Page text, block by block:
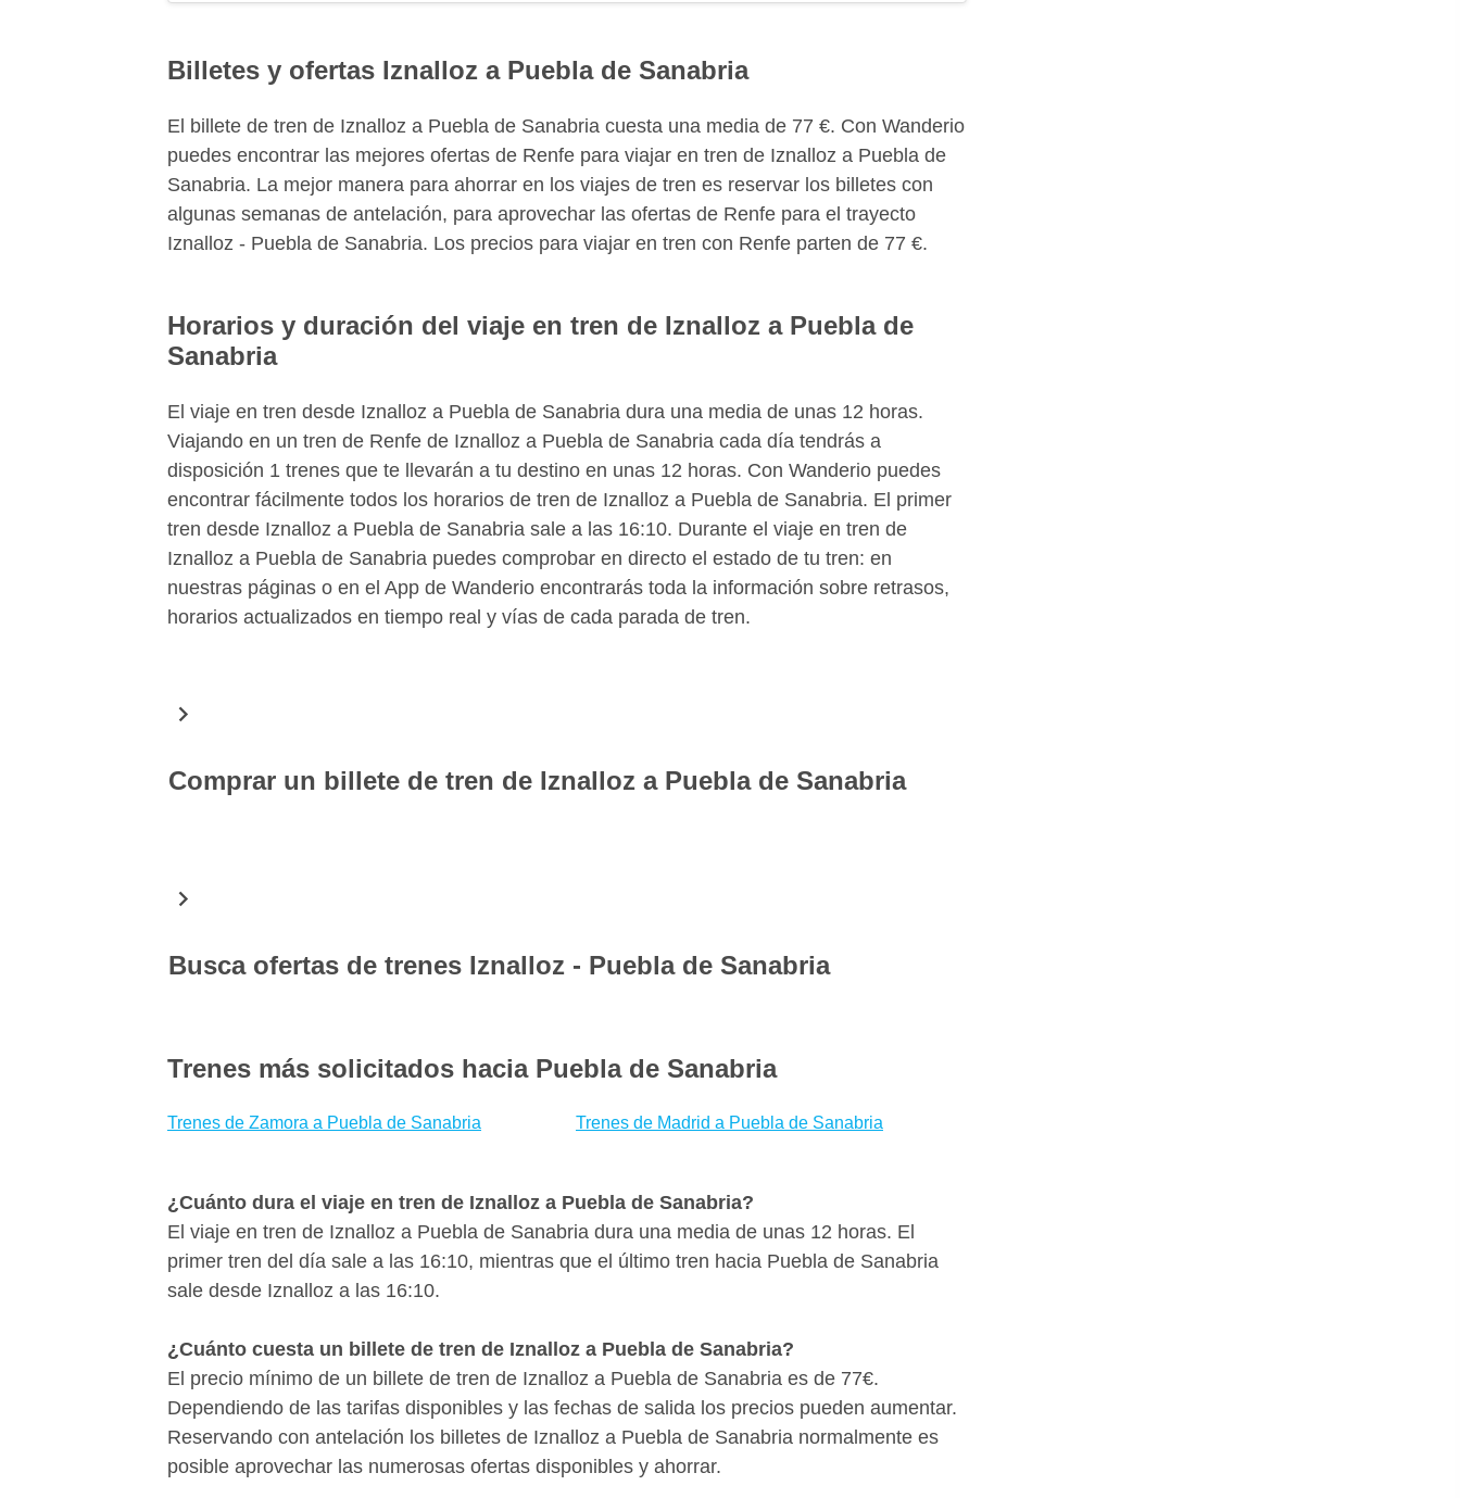
Billetes y ofertas Iznalloz a Puebla de Sanabria
El billete de tren de Iznalloz a Puebla de Sanabria cuesta una media de 77 €. Con Wanderio
puedes encontrar las mejores ofertas de Renfe para viajar en tren de Iznalloz a Puebla de
Sanabria. La mejor manera para ahorrar en los viajes de tren es reservar los billetes con
algunas semanas de antelación, para aprovechar las ofertas de Renfe para el trayecto
Iznalloz - Puebla de Sanabria. Los precios para viajar en tren con Renfe parten de 77 €.
Horarios y duración del viaje en tren de Iznalloz a Puebla de
Sanabria
El viaje en tren desde Iznalloz a Puebla de Sanabria dura una media de unas 12 horas.
Viajando en un tren de Renfe de Iznalloz a Puebla de Sanabria cada día tendrás a
disposición 1 trenes que te llevarán a tu destino en unas 12 horas. Con Wanderio puedes
encontrar fácilmente todos los horarios de tren de Iznalloz a Puebla de Sanabria. El primer
tren desde Iznalloz a Puebla de Sanabria sale a las 16:10. Durante el viaje en tren de
Iznalloz a Puebla de Sanabria puedes comprobar en directo el estado de tu tren: en
nuestras páginas o en el App de Wanderio encontrarás toda la información sobre retrasos,
horarios actualizados en tiempo real y vías de cada parada de tren.
Comprar un billete de tren de Iznalloz a Puebla de Sanabria
la fecha seleccionada y puedes elegir el que mejor se adapte a tus necesidades reservando
Iznalloz-Puebla de Sanabria en tiempo real, comprobando retrasos y vías.
Busca ofertas de trenes Iznalloz - Puebla de Sanabria
aconsejamos que reserves tus billetes con bastante antelación para aprovechar las
Puebla de Sanabria desde Iznalloz? Con Wanderio puedes comparar trenes, vuelos y
Trenes más solicitados hacia Puebla de Sanabria
Trenes de Zamora a Puebla de Sanabria Trenes de Madrid a Puebla de Sanabria
¿Cuánto dura el viaje en tren de Iznalloz a Puebla de Sanabria?
El viaje en tren de Iznalloz a Puebla de Sanabria dura una media de unas 12 horas. El
primer tren del día sale a las 16:10, mientras que el último tren hacia Puebla de Sanabria
sale desde Iznalloz a las 16:10.
¿Cuánto cuesta un billete de tren de Iznalloz a Puebla de Sanabria?
El precio mínimo de un billete de tren de Iznalloz a Puebla de Sanabria es de 77€.
Dependiendo de las tarifas disponibles y las fechas de salida los precios pueden aumentar.
Reservando con antelación los billetes de Iznalloz a Puebla de Sanabria normalmente es
posible aprovechar las numerosas ofertas disponibles y ahorrar.